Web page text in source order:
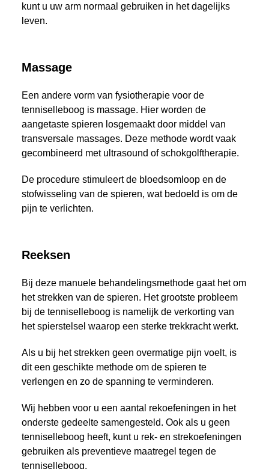
kunt u uw arm normaal gebruiken in het dagelijks
leven.
Massage
Een andere vorm van fysiotherapie voor de
tenniselleboog is massage. Hier worden de
aangetaste spieren losgemaakt door middel van
transversale massages. Deze methode wordt vaak
gecombineerd met ultrasound of schokgolftherapie.
De procedure stimuleert de bloedsomloop en de
stofwisseling van de spieren, wat bedoeld is om de
pijn te verlichten.
Reeksen
Bij deze manuele behandelingsmethode gaat het om
het strekken van de spieren. Het grootste probleem
bij de tenniselleboog is namelijk de verkorting van
het spierstelsel waarop een sterke trekkracht werkt.
Als u bij het strekken geen overmatige pijn voelt, is
dit een geschikte methode om de spieren te
verlengen en zo de spanning te verminderen.
Wij hebben voor u een aantal rekoefeningen in het
onderste gedeelte samengesteld. Ook als u geen
tenniselleboog heeft, kunt u rek- en strekoefeningen
gebruiken als preventieve maatregel tegen de
tenniselleboog.